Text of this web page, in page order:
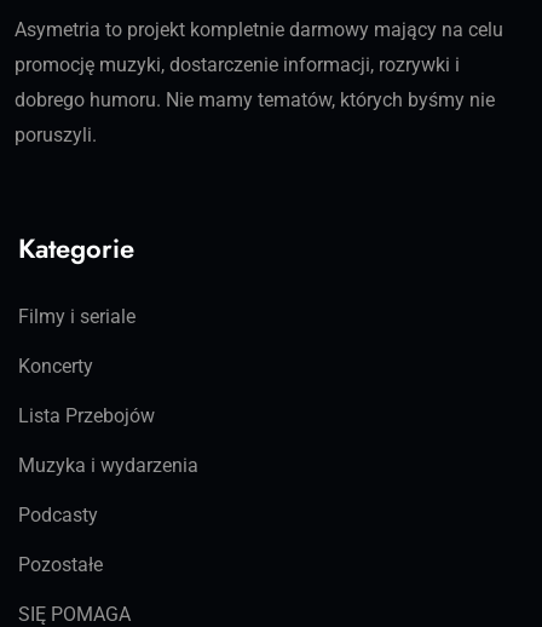
Asymetria to projekt kompletnie darmowy mający na celu
promocję muzyki, dostarczenie informacji, rozrywki i
dobrego humoru. Nie mamy tematów, których byśmy nie
poruszyli.
Kategorie
Filmy i seriale
Koncerty
Lista Przebojów
Muzyka i wydarzenia
Podcasty
Pozostałe
SIĘ POMAGA